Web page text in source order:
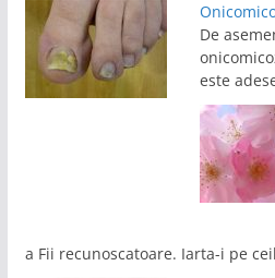
De
este
a Fii recunoscatoare. Iarta-i pe